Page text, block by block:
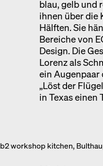
blau, gelb und
ihnen über die
Hälften. Sie
Bereiche von
Design. Die
Lorenz als
ein Augenpaar
„Löst der
in Texas einen
b2 workshop kitchen,